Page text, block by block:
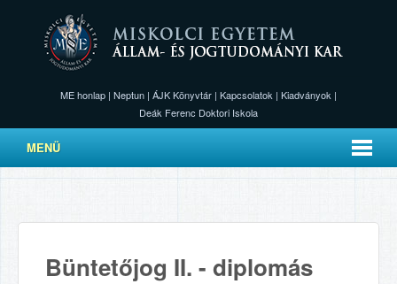
ME honlap | Neptun | ÁJK Könyvtár | Kapcsolatok | Kiadványok |
Deák Ferenc Doktori Iskola
MENÜ
Büntetőjog II. - diplomás